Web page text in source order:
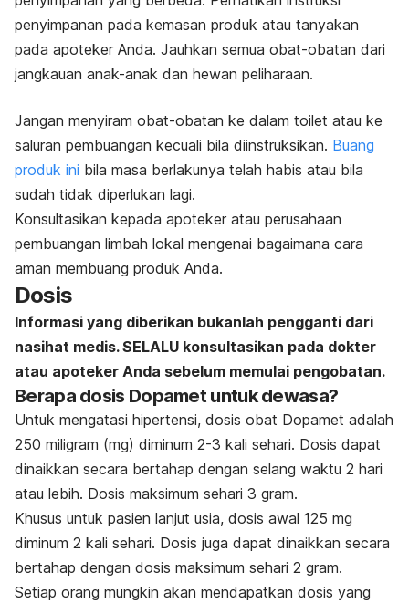
penyimpanan pada kemasan produk atau tanyakan
pada apoteker Anda. Jauhkan semua obat-obatan dari
jangkauan anak-anak dan hewan peliharaan.
Jangan menyiram obat-obatan ke dalam toilet atau ke
saluran pembuangan kecuali bila diinstruksikan. Buang
produk ini bila masa berlakunya telah habis atau bila
sudah tidak diperlukan lagi.
Konsultasikan kepada apoteker atau perusahaan
pembuangan limbah lokal mengenai bagaimana cara
aman membuang produk Anda.
Dosis
Informasi yang diberikan bukanlah pengganti dari
nasihat medis. SELALU konsultasikan pada dokter
atau apoteker Anda sebelum memulai pengobatan.
Berapa dosis Dopamet untuk dewasa?
Untuk mengatasi hipertensi, dosis obat Dopamet adalah
250 miligram (mg) diminum 2-3 kali sehari. Dosis dapat
dinaikkan secara bertahap dengan selang waktu 2 hari
atau lebih. Dosis maksimum sehari 3 gram.
Khusus untuk pasien lanjut usia, dosis awal 125 mg
diminum 2 kali sehari. Dosis juga dapat dinaikkan secara
bertahap dengan dosis maksimum sehari 2 gram.
Setiap orang mungkin akan mendapatkan dosis yang